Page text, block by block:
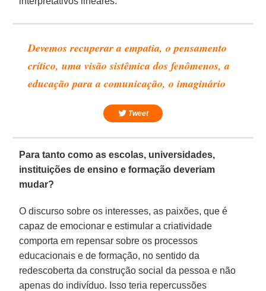
Devemos recuperar a empatia, o pensamento
crítico, uma visão sistêmica dos fenômenos, a
educação para a comunicação, o imaginário
Tweet
Para tanto como as escolas, universidades,
instituições de ensino e formação deveriam
mudar?
O discurso sobre os interesses, as paixões, que é
capaz de emocionar e estimular a criatividade
comporta em repensar sobre os processos
educacionais e de formação, no sentido da
redescoberta da construção social da pessoa e não
apenas do indivíduo. Isso teria repercussões